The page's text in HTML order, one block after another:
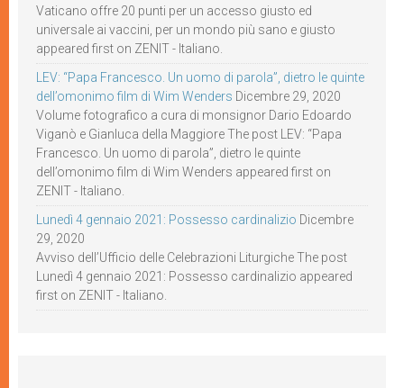
Vaticano offre 20 punti per un accesso giusto ed
universale ai vaccini, per un mondo più sano e giusto
appeared first on ZENIT - Italiano.
LEV: “Papa Francesco. Un uomo di parola”, dietro le quinte
dell’omonimo film di Wim Wenders Dicembre 29, 2020
Volume fotografico a cura di monsignor Dario Edoardo
Viganò e Gianluca della Maggiore The post LEV: “Papa
Francesco. Un uomo di parola”, dietro le quinte
dell’omonimo film di Wim Wenders appeared first on
ZENIT - Italiano.
Lunedì 4 gennaio 2021: Possesso cardinalizio Dicembre
29, 2020
Avviso dell’Ufficio delle Celebrazioni Liturgiche The post
Lunedì 4 gennaio 2021: Possesso cardinalizio appeared
first on ZENIT - Italiano.